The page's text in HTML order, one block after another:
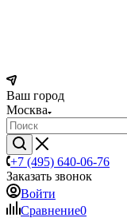
Ваш город
Москва
+7 (495) 640-06-76
Заказать звонок
Войти
Сравнение0